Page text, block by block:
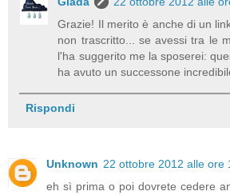
Grazie! Il merito è anche di un
non trascritto... se avessi tra le
l'ha suggerito me la sposerei:
ha avuto un successone
Rispondi
Unknown 22 ottobre 2012 alle ore
eh sì prima o poi dovrete cedere